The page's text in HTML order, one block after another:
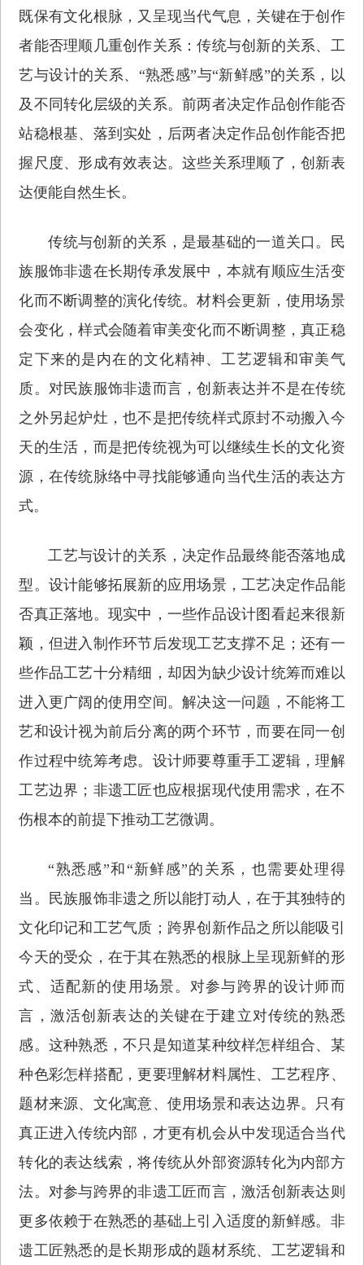
既保有文化根脉，又呈现当代气息，关键在于创作
者能否理顺几重创作关系：传统与创新的关系、工
艺与设计的关系、“熟悉感”与“新鲜感”的关系，以
及不同转化层级的关系。前两者决定作品创作能否
站稳根基、落到实处，后两者决定作品创作能否把
握尺度、形成有效表达。这些关系理顺了，创新表
达便能自然生长。
传统与创新的关系，是最基础的一道关口。民
族服饰非遗在长期传承发展中，本就有顺应生活变
化而不断调整的演化传统。材料会更新，使用场景
会变化，样式会随着审美变化而不断调整，真正稳
定下来的是内在的文化精神、工艺逻辑和审美气
质。对民族服饰非遗而言，创新表达并不是在传统
之外另起炉灶，也不是把传统样式原封不动搬入今
天的生活，而是把传统视为可以继续生长的文化资
源，在传统脉络中寻找能够通向当代生活的表达方
式。
工艺与设计的关系，决定作品最终能否落地成
型。设计能够拓展新的应用场景，工艺决定作品能
否真正落地。现实中，一些作品设计图看起来很新
颖，但进入制作环节后发现工艺支撑不足；还有一
些作品工艺十分精细，却因为缺少设计统筹而难以
进入更广阔的使用空间。解决这一问题，不能将工
艺和设计视为前后分离的两个环节，而要在同一创
作过程中统筹考虑。设计师要尊重手工逻辑，理解
工艺边界；非遗工匠也应根据现代使用需求，在不
伤根本的前提下推动工艺微调。
“熟悉感”和“新鲜感”的关系，也需要处理得
当。民族服饰非遗之所以能打动人，在于其独特的
文化印记和工艺气质；跨界创新作品之所以能吸引
今天的受众，在于其在熟悉的根脉上呈现新鲜的形
式、适配新的使用场景。对参与跨界的设计师而
言，激活创新表达的关键在于建立对传统的熟悉
感。这种熟悉，不只是知道某种纹样怎样组合、某
种色彩怎样搭配，更要理解材料属性、工艺程序、
题材来源、文化寓意、使用场景和表达边界。只有
真正进入传统内部，才更有机会从中发现适合当代
转化的表达线索，将传统从外部资源转化为内部方
法。对参与跨界的非遗工匠而言，激活创新表达则
更多依赖于在熟悉的基础上引入适度的新鲜感。非
遗工匠熟悉的是长期形成的题材系统、工艺逻辑和